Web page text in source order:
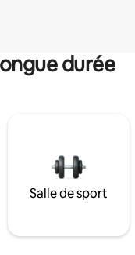
durée
Salle de sport